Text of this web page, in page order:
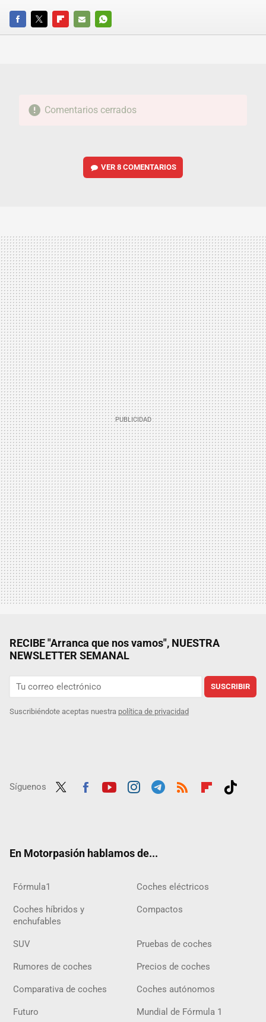
FACEBOOKTWITTERFLIPBOARD
E-
WHATSAPP
Comentarios cerrados
VER8 COMENTARIOS
RECIBE "Arranca que nos vamos", NUESTRA
NEWSLETTER SEMANAL
SUSCRIBIR
Suscribiéndote aceptas nuestra política de privacidad
Síguenos
En Motorpasión hablamos de...
Fórmula1 Coches eléctricos
Coches híbridos y
enchufables
Compactos
SUV Pruebas de coches
Rumores de coches Precios de coches
Comparativa de coches Coches autónomos
Futuro Mundial de Fórmula 1